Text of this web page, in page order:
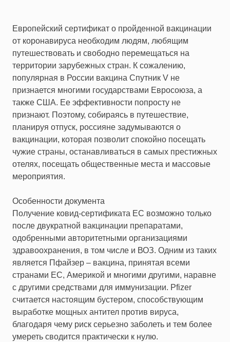
Европейский сертификат о пройденной вакцинации
от коронавируса необходим людям, любящим
путешествовать и свободно перемещаться на
территории зарубежных стран. К сожалению,
популярная в России вакцина Спутник V не
признается многими государствами Евросоюза, а
также США. Ее эффективности попросту не
признают. Поэтому, собираясь в путешествие,
планируя отпуск, россияне задумываются о
вакцинации, которая позволит спокойно посещать
чужие страны, останавливаться в самых престижных
отелях, посещать общественные места и массовые
мероприятия.
Особенности документа
Получение ковид-сертификата ЕС возможно только
после двукратной вакцинации препаратами,
одобренными авторитетными организациями
здравоохранения, в том числе и ВОЗ. Одним из таких
является Пфайзер – вакцина, принятая всеми
странами ЕС, Америкой и многими другими, наравне
с другими средствами для иммунизации. Pfizer
считается настоящим бустером, способствующим
выработке мощных антител против вируса,
благодаря чему риск серьезно заболеть и тем более
умереть сводится практически к нулю.